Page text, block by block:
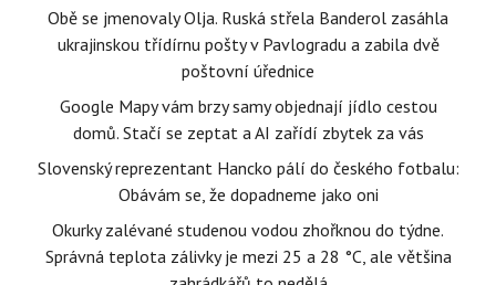
Obě se jmenovaly Olja. Ruská střela Banderol zasáhla
ukrajinskou třídírnu pošty v Pavlogradu a zabila dvě
poštovní úřednice
Google Mapy vám brzy samy objednají jídlo cestou
domů. Stačí se zeptat a AI zařídí zbytek za vás
Slovenský reprezentant Hancko pálí do českého fotbalu:
Obávám se, že dopadneme jako oni
Okurky zalévané studenou vodou zhořknou do týdne.
Správná teplota zálivky je mezi 25 a 28 °C, ale většina